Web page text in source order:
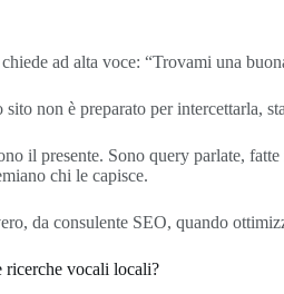
ad alta voce: “Trovami una
sito non è preparato per intercettarla,
il presente. Sono query parlate,
chi le capisce.
da consulente SEO, quando
ricerche vocali locali?